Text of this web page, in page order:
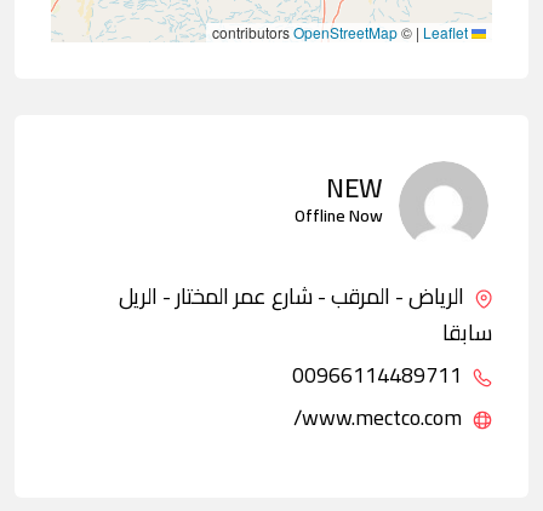
|
©
OpenStreetMap
NEW
Offline Now
الرياض - المرقب - شارع عمر المختار - الريل
سابقا